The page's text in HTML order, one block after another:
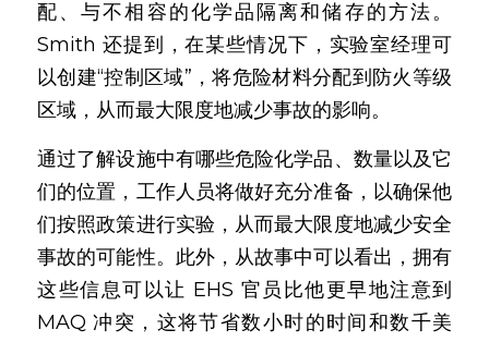
配、与不相容的化学品隔离和储存的方法。
Smith 还提到，在某些情况下，实验室经理可
以创建“控制区域”，将危险材料分配到防火等级
区域，从而最大限度地减少事故的影响。
通过了解设施中有哪些危险化学品、数量以及它
们的位置，工作人员将做好充分准备，以确保他
们按照政策进行实验，从而最大限度地减少安全
事故的可能性。此外，从故事中可以看出，拥有
这些信息可以让 EHS 官员比他更早地注意到
MAQ 冲突，这将节省数小时的时间和数千美